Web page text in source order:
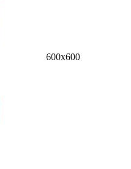
600х600